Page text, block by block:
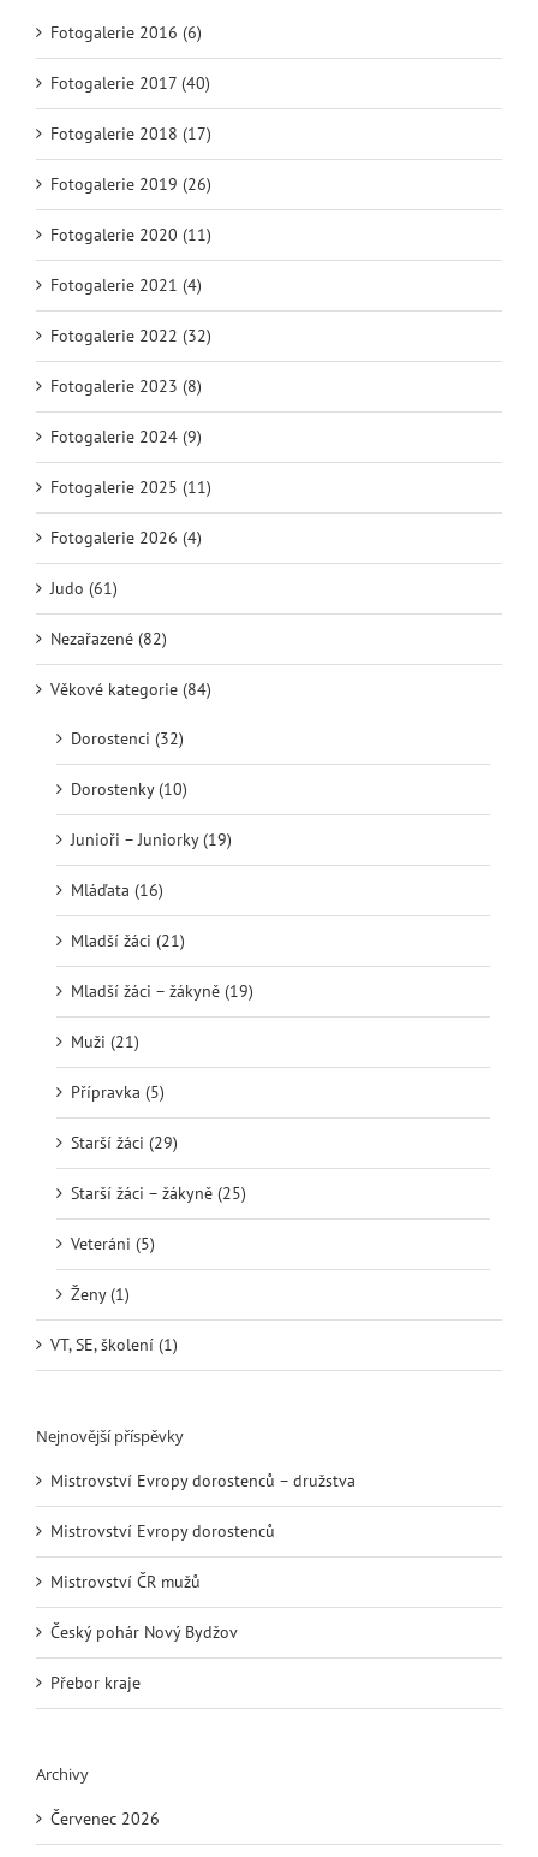
Fotogalerie 2016 (6)
Fotogalerie 2017 (40)
Fotogalerie 2018 (17)
Fotogalerie 2019 (26)
Fotogalerie 2020 (11)
Fotogalerie 2021 (4)
Fotogalerie 2022 (32)
Fotogalerie 2023 (8)
Fotogalerie 2024 (9)
Fotogalerie 2025 (11)
Fotogalerie 2026 (4)
Judo (61)
Nezařazené (82)
Věkové kategorie (84)
Dorostenci (32)
Dorostenky (10)
Junioři – Juniorky (19)
Mláďata (16)
Mladší žáci (21)
Mladší žáci – žákyně (19)
Muži (21)
Přípravka (5)
Starší žáci (29)
Starší žáci – žákyně (25)
Veteráni (5)
Ženy (1)
VT, SE, školení (1)
Nejnovější příspěvky
Mistrovství Evropy dorostenců – družstva
Mistrovství Evropy dorostenců
Mistrovství ČR mužů
Český pohár Nový Bydžov
Přebor kraje
Archivy
Červenec 2026